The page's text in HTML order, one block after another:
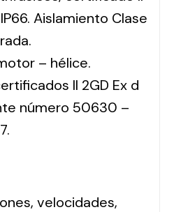
Aislamiento Clase
– hélice.
II 2GD Ex d
número 50630 –
velocidades,